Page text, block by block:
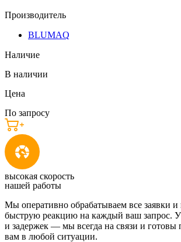
Производитель
BLUMAQ
Наличие
В наличии
Цена
По запросу
высокая скорость
нашей работы
Мы оперативно обрабатываем все заявки и
быструю реакцию на каждый ваш запрос. У
и задержек — мы всегда на связи и готовы
вам в любой ситуации.